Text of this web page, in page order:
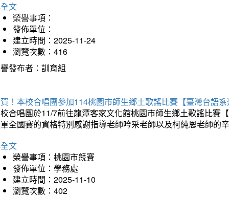
文
榮譽事項：
發佈單位：
建立時間：2025-11-24
瀏覽次數：416
發布者：訓育組
！本校合唱團參加114桃園市師生鄉土歌謠比賽【臺灣台語
合唱團於11/7前往龍潭客家文化館桃園市師生鄉土歌謠比賽
全國賽的資格特別感謝指導老師吟采老師以及柯純恩老師的
文
榮譽事項：桃園市競賽
發佈單位：學務處
建立時間：2025-11-10
瀏覽次數：402